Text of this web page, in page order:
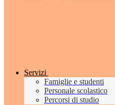
Servizi
Famiglie e studenti
Personale scolastico
Percorsi di studio